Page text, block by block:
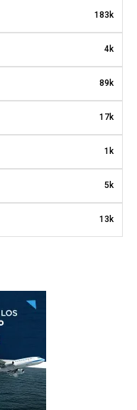
183k
4k
89k
17k
1k
5k
13k